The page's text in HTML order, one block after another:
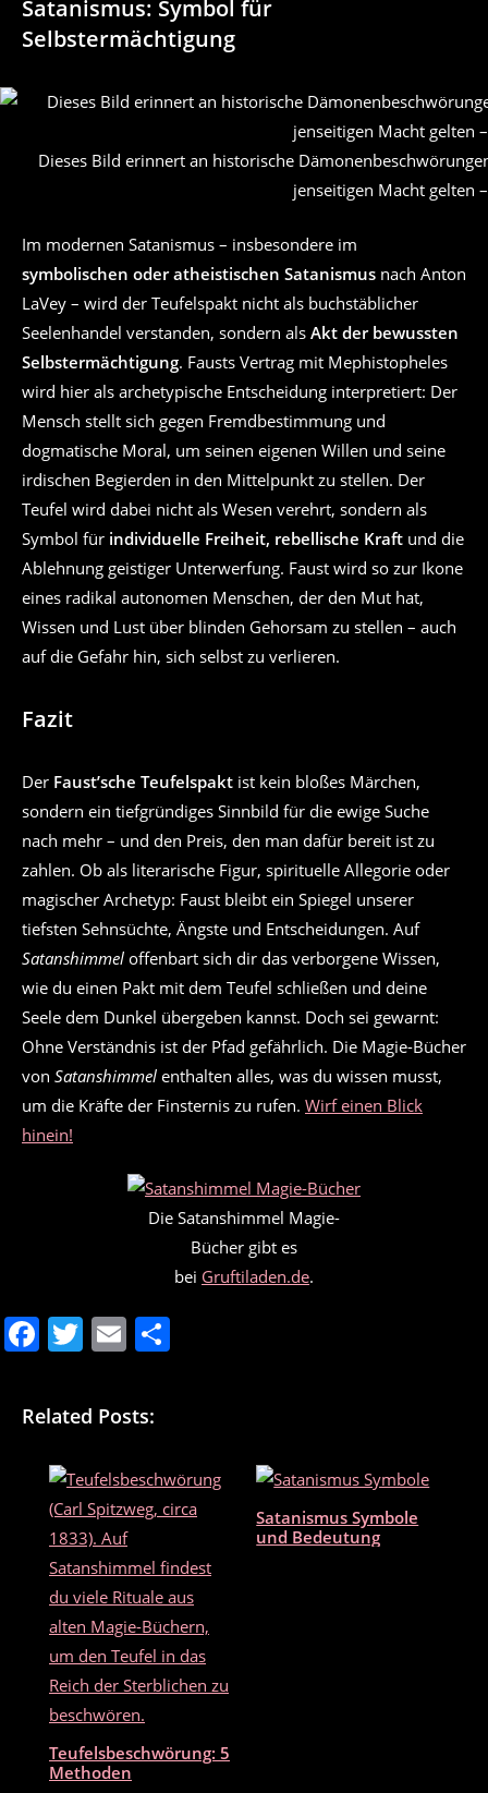
Satanismus: Symbol für
Selbstermächtigung
Dieses Bild erinnert an historische
jenseitigen Macht gelten
Im modernen Satanismus – insbesondere im
symbolischen oder atheistischen Satanismus nach Anton
LaVey – wird der Teufelspakt nicht als buchstäblicher
Seelenhandel verstanden, sondern als Akt der bewussten
Selbstermächtigung. Fausts Vertrag mit Mephistopheles
wird hier als archetypische Entscheidung interpretiert: Der
Mensch stellt sich gegen Fremdbestimmung und
dogmatische Moral, um seinen eigenen Willen und seine
irdischen Begierden in den Mittelpunkt zu stellen. Der
Teufel wird dabei nicht als Wesen verehrt, sondern als
Symbol für individuelle Freiheit, rebellische Kraft und die
Ablehnung geistiger Unterwerfung. Faust wird so zur Ikone
eines radikal autonomen Menschen, der den Mut hat,
Wissen und Lust über blinden Gehorsam zu stellen – auch
auf die Gefahr hin, sich selbst zu verlieren.
Fazit
Der Faust’sche Teufelspakt ist kein bloßes Märchen,
sondern ein tiefgründiges Sinnbild für die ewige Suche
nach mehr – und den Preis, den man dafür bereit ist zu
zahlen. Ob als literarische Figur, spirituelle Allegorie oder
magischer Archetyp: Faust bleibt ein Spiegel unserer
tiefsten Sehnsüchte, Ängste und Entscheidungen. Auf
Satanshimmel offenbart sich dir das verborgene Wissen,
wie du einen Pakt mit dem Teufel schließen und deine
Seele dem Dunkel übergeben kannst. Doch sei gewarnt:
Ohne Verständnis ist der Pfad gefährlich. Die Magie-Bücher
von Satanshimmel enthalten alles, was du wissen musst,
um die Kräfte der Finsternis zu rufen. Wirf einen Blick
hinein!
Die Satanshimmel Magie-
Bücher gibt es
bei Gruftiladen.de.
F
a
c
e
b
o
o
k
T
w
itt
er
E
m
ai
l
Related Posts:
Teufelsbeschwörung: 5
Methoden
Satanismus Symbole
und Bedeutung